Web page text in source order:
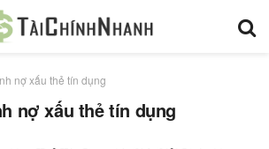
nợ xấu thẻ tín dụng
nợ xấu thẻ tín dụng